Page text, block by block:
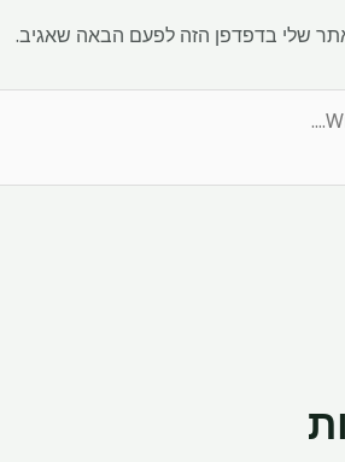
שלי בדפדפן הזה לפעם הבאה שאגיב.